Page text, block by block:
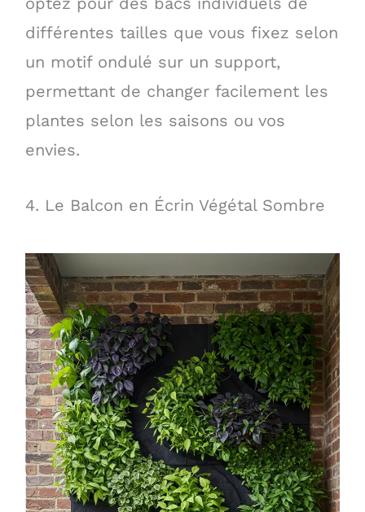
différentes tailles que vous fixez selon
un motif ondulé sur un support,
permettant de changer facilement les
plantes selon les saisons ou vos
envies.
4. Le Balcon en Écrin Végétal Sombre